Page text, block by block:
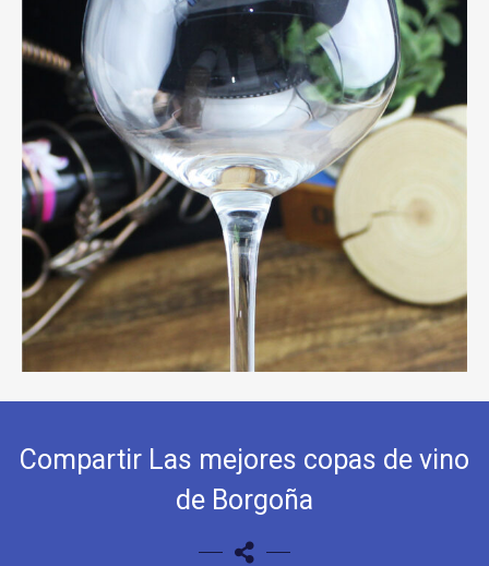
Compartir Las mejores copas de vino
de Borgoña